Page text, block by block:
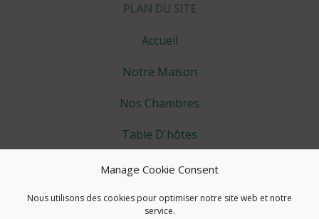
Manage Cookie Consent
Nous utilisons des cookies pour optimiser notre site web et notre
service.
PLAN DU SITE
Accueil
Notre Maison
Nos Chambres
Table D'hôtes
Vous Détendre
Les Petits +